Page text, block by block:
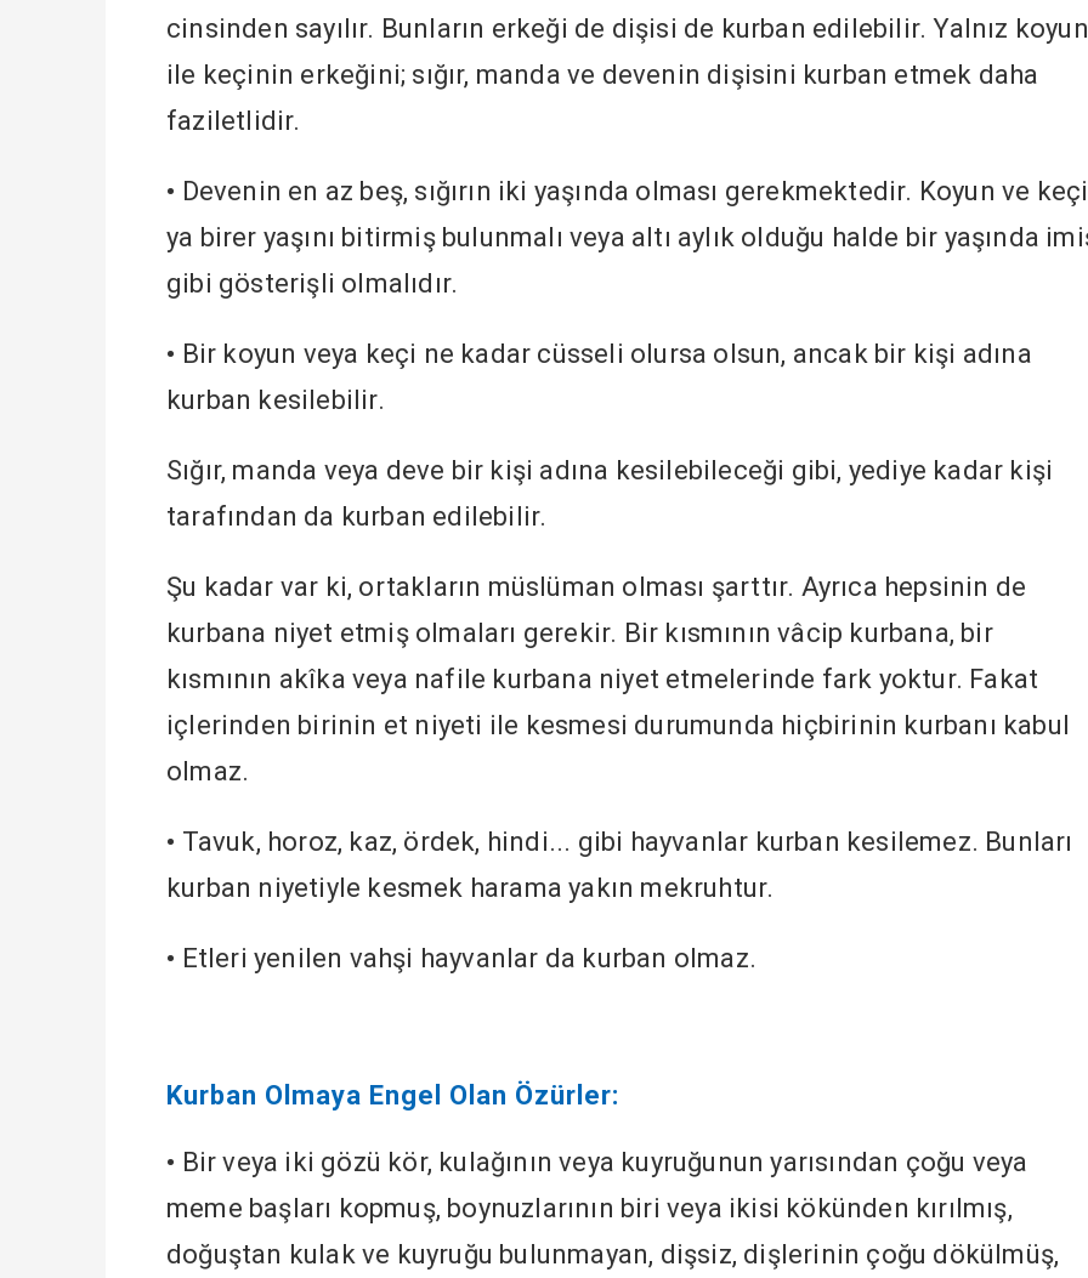
cinsinden sayılır. Bunların erkeği de dişisi de kurban edilebilir. Yalnız koyun
ile keçinin erkeğini; sığır, manda ve devenin dişisini kurban etmek daha
faziletlidir.
• Devenin en az beş, sığırın iki yaşında olması gerekmektedir. Koyun ve keçi
ya birer yaşını bitirmiş bulunmalı veya altı aylık olduğu halde bir yaşında
gibi gösterişli olmalıdır.
• Bir koyun veya keçi ne kadar cüsseli olursa olsun, ancak bir kişi adına
kurban kesilebilir.
Sığır, manda veya deve bir kişi adına kesilebileceği gibi, yediye kadar kişi
tarafından da kurban edilebilir.
Şu kadar var ki, ortakların müslüman olması şarttır. Ayrıca hepsinin de
kurbana niyet etmiş olmaları gerekir. Bir kısmının vâcip kurbana, bir
kısmının akîka veya nafile kurbana niyet etmelerinde fark yoktur. Fakat
içlerinden birinin et niyeti ile kesmesi durumunda hiçbirinin kurbanı kabul
olmaz.
• Tavuk, horoz, kaz, ördek, hindi... gibi hayvanlar kurban kesilemez. Bunları
kurban niyetiyle kesmek harama yakın mekruhtur.
• Etleri yenilen vahşi hayvanlar da kurban olmaz.
Kurban Olmaya Engel Olan Özürler:
• Bir veya iki gözü kör, kulağının veya kuyruğunun yarısından çoğu veya
meme başları kopmuş, boynuzlarının biri veya ikisi kökünden kırılmış,
doğuştan kulak ve kuyruğu bulunmayan, dişsiz, dişlerinin çoğu dökülmüş,